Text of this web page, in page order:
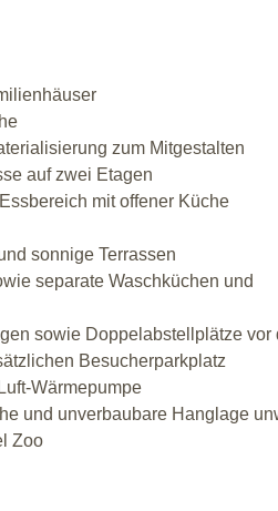
zum Mitgestalten
auf zwei Etagen
mit offener Küche
sonnige Terrassen
separate Waschküchen und
sowie Doppelabstellplätze vor
Besucherparkplatz
Wärmepumpe
und unverbaubare Hanglage
Zoo